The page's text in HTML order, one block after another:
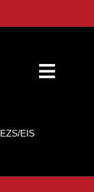
EZS/EIS